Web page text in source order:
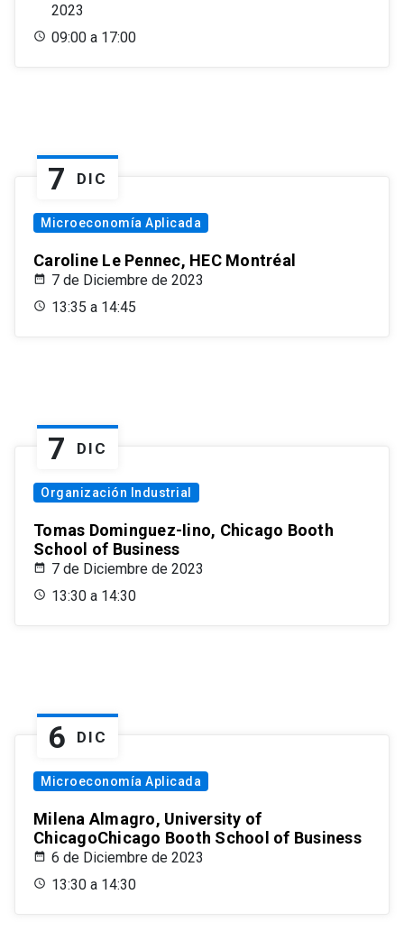
2023
09:00 a 17:00
7 DIC
Microeconomía Aplicada
Caroline Le Pennec, HEC Montréal
7 de Diciembre de 2023
13:35 a 14:45
7 DIC
Organización Industrial
Tomas Dominguez-Iino, Chicago Booth
School of Business
7 de Diciembre de 2023
13:30 a 14:30
6 DIC
Microeconomía Aplicada
Milena Almagro, University of
ChicagoChicago Booth School of Business
6 de Diciembre de 2023
13:30 a 14:30